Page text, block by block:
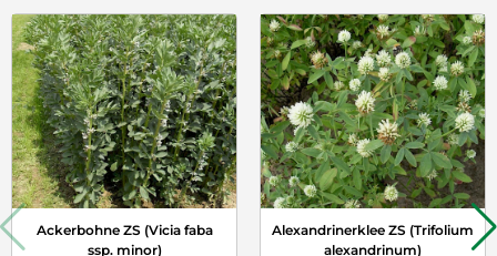
Ackerbohne ZS (Vicia faba
ssp. minor)
Alexandrinerklee ZS (Trifolium
alexandrinum)